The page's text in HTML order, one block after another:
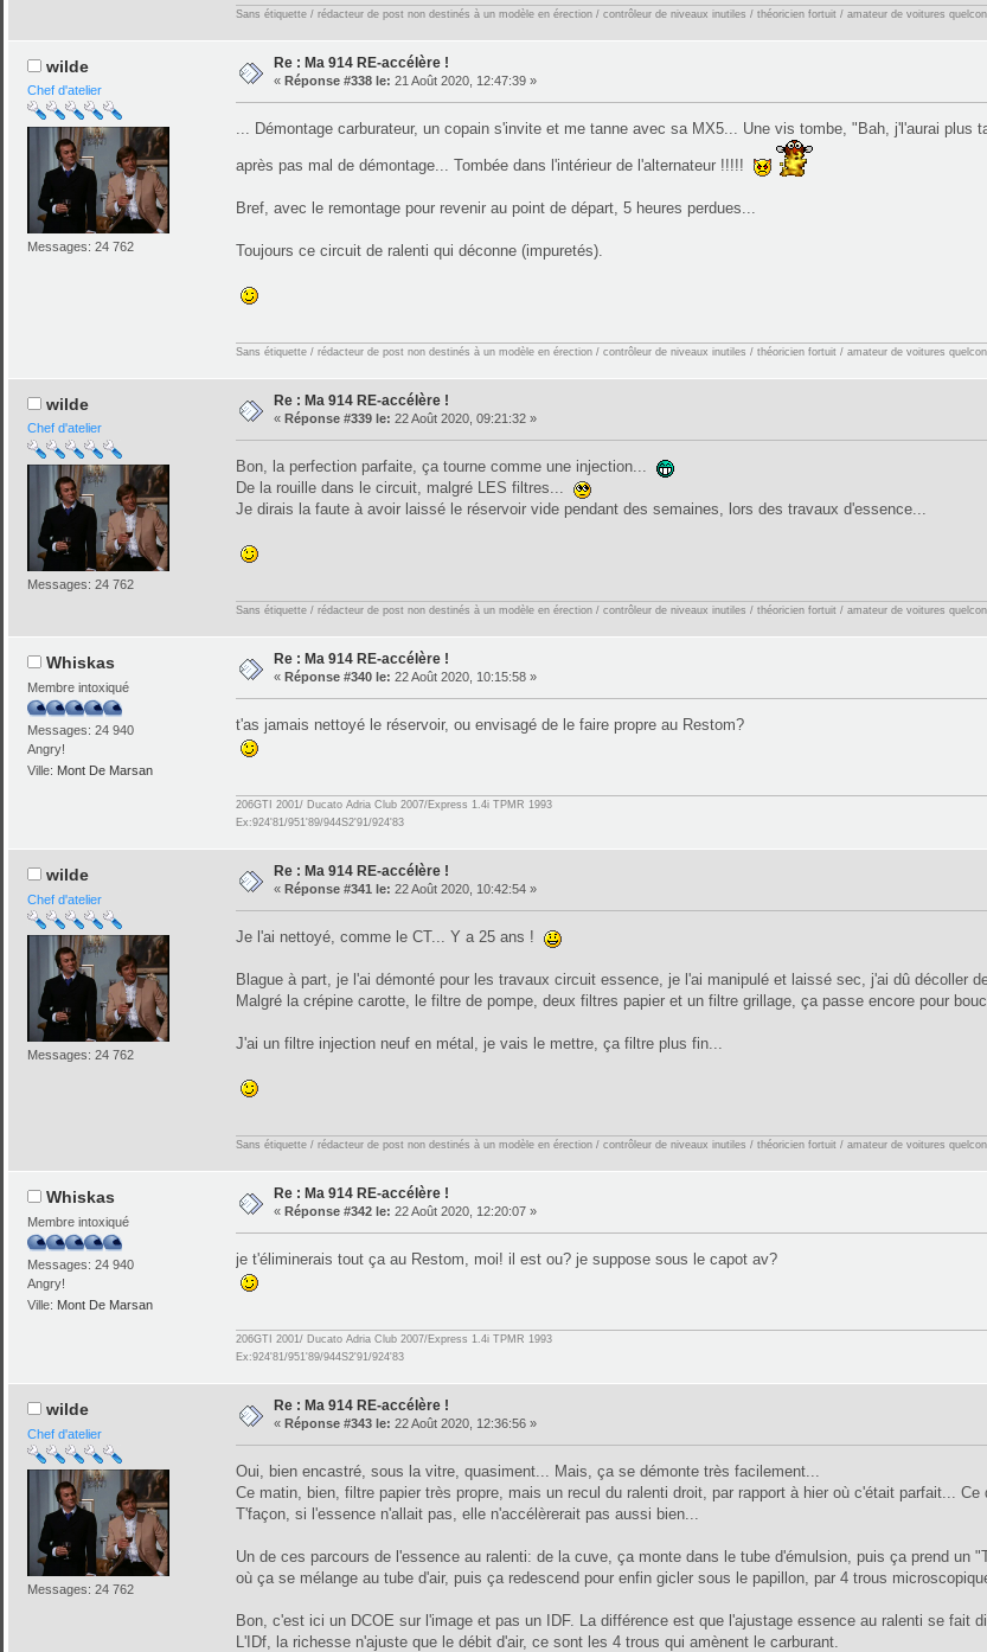
Sans étiquette / rédacteur de post non destinés à un modèle en érection / contrôleur de niveaux inutiles / théoricien fortuit / amateur de voitures
wilde
Chef d'atelier
Messages: 24 762
Re : Ma 914 RE-accélère !
« Réponse #338 le: 21 Août 2020, 12:47:39 »
... Démontage carburateur, un copain s'invite et me tanne avec sa MX5... Une vis tombe, "Bah, j'l'aurai
après pas mal de démontage... Tombée dans l'intérieur de l'alternateur !!!!!
Bref, avec le remontage pour revenir au point de départ, 5 heures perdues...
Toujours ce circuit de ralenti qui déconne (impuretés).
Sans étiquette / rédacteur de post non destinés à un modèle en érection / contrôleur de niveaux inutiles / théoricien fortuit / amateur de voitures
wilde
Chef d'atelier
Messages: 24 762
Re : Ma 914 RE-accélère !
« Réponse #339 le: 22 Août 2020, 09:21:32 »
Bon, la perfection parfaite, ça tourne comme une injection...
De la rouille dans le circuit, malgré LES filtres...
Je dirais la faute à avoir laissé le réservoir vide pendant des semaines, lors des travaux d'essence...
Sans étiquette / rédacteur de post non destinés à un modèle en érection / contrôleur de niveaux inutiles / théoricien fortuit / amateur de voitures
Whiskas
Membre intoxiqué
Messages: 24 940
Angry!
Ville: Mont De Marsan
Re : Ma 914 RE-accélère !
« Réponse #340 le: 22 Août 2020, 10:15:58 »
t'as jamais nettoyé le réservoir, ou envisagé de le faire propre au Restom?
206GTI 2001/ Ducato Adria Club 2007/Express 1.4i TPMR 1993
Ex:924'81/951'89/944S2'91/924'83
wilde
Chef d'atelier
Messages: 24 762
Re : Ma 914 RE-accélère !
« Réponse #341 le: 22 Août 2020, 10:42:54 »
Je l'ai nettoyé, comme le CT... Y a 25 ans !
Blague à part, je l'ai démonté pour les travaux circuit essence, je l'ai manipulé et laissé sec, j'ai dû décoller
Malgré la crépine carotte, le filtre de pompe, deux filtres papier et un filtre grillage, ça passe encore pour
J'ai un filtre injection neuf en métal, je vais le mettre, ça filtre plus fin...
Sans étiquette / rédacteur de post non destinés à un modèle en érection / contrôleur de niveaux inutiles / théoricien fortuit / amateur de voitures
Whiskas
Membre intoxiqué
Messages: 24 940
Angry!
Ville: Mont De Marsan
Re : Ma 914 RE-accélère !
« Réponse #342 le: 22 Août 2020, 12:20:07 »
je t'éliminerais tout ça au Restom, moi! il est ou? je suppose sous le capot av?
206GTI 2001/ Ducato Adria Club 2007/Express 1.4i TPMR 1993
Ex:924'81/951'89/944S2'91/924'83
wilde
Chef d'atelier
Messages: 24 762
Re : Ma 914 RE-accélère !
« Réponse #343 le: 22 Août 2020, 12:36:56 »
Oui, bien encastré, sous la vitre, quasiment... Mais, ça se démonte très facilement...
Ce matin, bien, filtre papier très propre, mais un recul du ralenti droit, par rapport à hier où c'était parfait...
T'façon, si l'essence n'allait pas, elle n'accélèrerait pas aussi bien...
Un de ces parcours de l'essence au ralenti: de la cuve, ça monte dans le tube d'émulsion, puis ça prend
où ça se mélange au tube d'air, puis ça redescend pour enfin gicler sous le papillon, par 4 trous
Bon, c'est ici un DCOE sur l'image et pas un IDF. La différence est que l'ajustage essence au ralenti se fait
L'IDf, la richesse n'ajuste que le débit d'air, ce sont les 4 trous qui amènent le carburant.